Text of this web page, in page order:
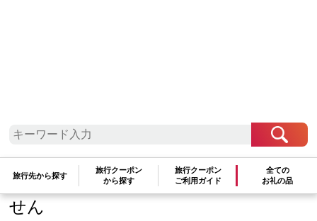
旅行先から探す
旅行クーポン
から探す
旅行クーポン
ご利用ガイド
全ての
お礼の品
鯛・金目鯛・のどぐろ
検索条件に一致するお礼の品はありま
せん